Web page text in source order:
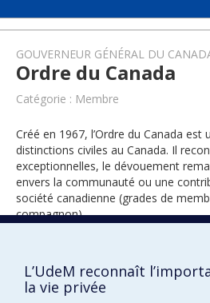
GOUVERNEUR GÉNÉRAL DU
Ordre du Canada
Catégorie : Membre
Créé en 1967, l’Ordre du Canada est
distinctions civiles au Canada. Il
exceptionnelles, le dévouement
envers la communauté ou une
société canadienne (grades de
compagnon).
2002
L’UdeM reconnaît
la vie privée